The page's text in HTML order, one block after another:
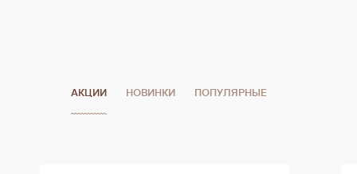
АКЦИИ НОВИНКИ ПОПУЛЯРНЫЕ